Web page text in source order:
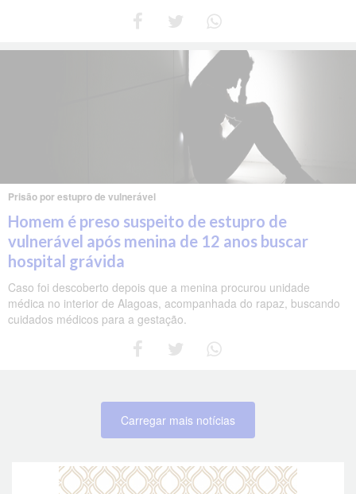
Prisão por estupro de vulnerável
Homem é preso suspeito de estupro de
vulnerável após menina de 12 anos buscar
hospital grávida
Caso foi descoberto depois que a menina procurou unidade
médica no interior de Alagoas, acompanhada do rapaz, buscando
cuidados médicos para a gestação.
Carregar mais notícias